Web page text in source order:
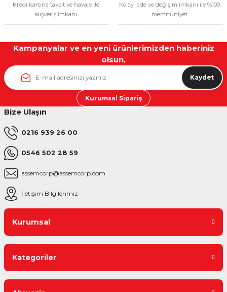
Kredi kartına taksit ve havale ile
alışveriş imkanı
Kolay iade ve değişim imkanı ile %100
memnuniyet
Kampanyalar ve en yeni ürünlerimizden haberiniz
olsun,
Kaydet
Kurumsal Sipariş
Bize Ulaşın
0216 939 26 00
0546 502 28 59
assemcorp@assemcorp.com
İletişim Bilgilerimiz
Kurumsal
Kategoriler